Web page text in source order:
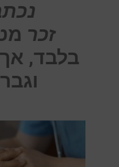
זכר
בלבד,